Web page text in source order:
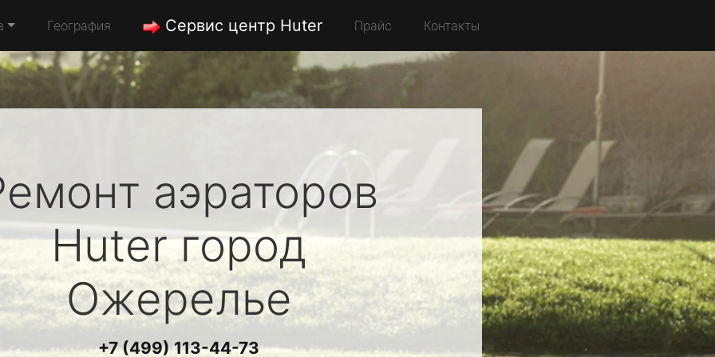
География Сервис центр Huter Прайс Контакты
аэраторов
Huterгород
Ожерелье
+7 (499) 113-44-73